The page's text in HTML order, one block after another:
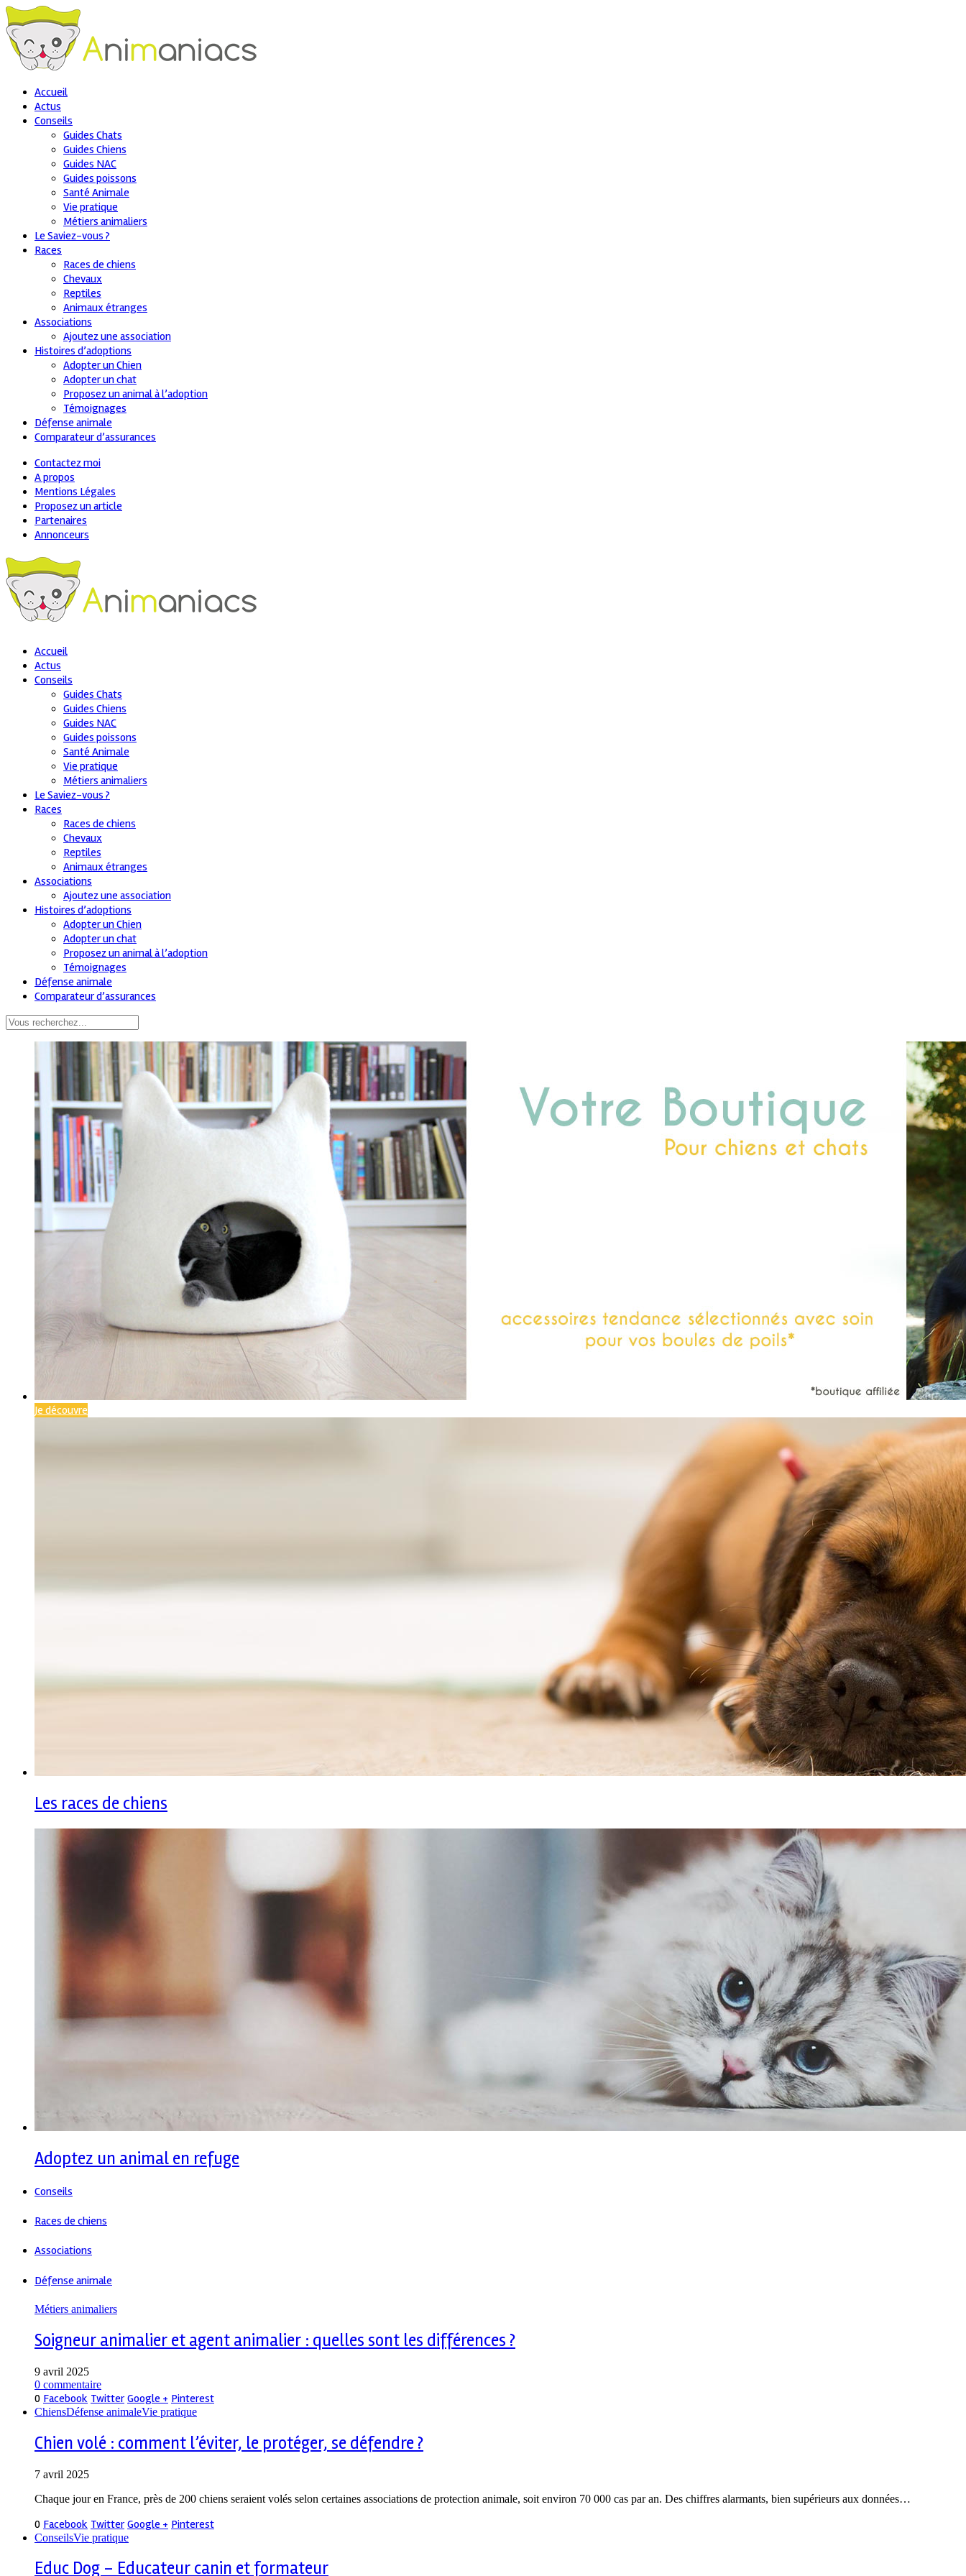
Accueil
Actus
Conseils
Guides Chats
Guides Chiens
Guides NAC
Guides poissons
Santé Animale
Vie pratique
Métiers animaliers
Le Saviez-vous ?
Races
Races de chiens
Chevaux
Reptiles
Animaux étranges
Associations
Ajoutez une association
Histoires d’adoptions
Adopter un Chien
Adopter un chat
Proposez un animal à l’adoption
Témoignages
Défense animale
Comparateur d’assurances
Contactez moi
A propos
Mentions Légales
Proposez un article
Partenaires
Annonceurs
Accueil
Actus
Conseils
Guides Chats
Guides Chiens
Guides NAC
Guides poissons
Santé Animale
Vie pratique
Métiers animaliers
Le Saviez-vous ?
Races
Races de chiens
Chevaux
Reptiles
Animaux étranges
Associations
Ajoutez une association
Histoires d’adoptions
Adopter un Chien
Adopter un chat
Proposez un animal à l’adoption
Témoignages
Défense animale
Comparateur d’assurances
Je découvre
Les races de chiens
Adoptez un animal en refuge
Conseils
Races de chiens
Associations
Défense animale
Métiers animaliers
Soigneur animalier et agent animalier : quelles sont les différences ?
9 avril 2025
0 commentaire
0 Facebook Twitter Google + Pinterest
ChiensDéfense animaleVie pratique
Chien volé : comment l’éviter, le protéger, se défendre ?
7 avril 2025
Chaque jour en France, près de 200 chiens seraient volés selon certaines associations de protection animale, soit environ 70 000 cas par an. Des chiffres alarmants, bien supérieurs aux données…
0 Facebook Twitter Google + Pinterest
ConseilsVie pratique
Educ Dog – Educateur canin et formateur